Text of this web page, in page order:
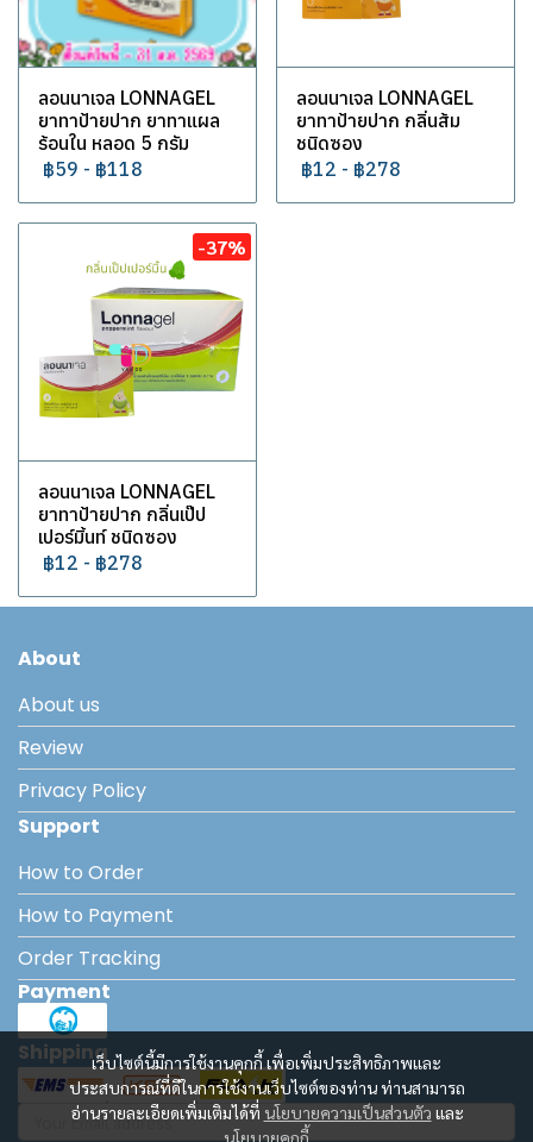
ลอนนาเจล LONNAGEL
ยาทาป้ายปาก ยาทาแผล
ร้อนใน หลอด 5 กรัม
฿59 - ฿118
ลอนนาเจล LONNAGEL
ยาทาป้ายปาก กลิ่นส้ม
ชนิดซอง
฿12 - ฿278
-37%
ลอนนาเจล LONNAGEL
ยาทาป้ายปาก กลิ่นเป๊ป
เปอร์มิ้นท์ ชนิดซอง
฿12 - ฿278
เว็บไซต์นี้มีการใช้งานคุกกี้ เพื่อเพิ่มประสิทธิภาพและ
ประสบการณ์ที่ดีในการใช้งานเว็บไซต์ของท่าน ท่านสามารถ
อ่านรายละเอียดเพิ่มเติมได้ที่ นโยบายความเป็นส่วนตัว และ
นโยบายคุกกี้
About
About us
Review
Privacy Policy
Support
How to Order
How to Payment
Order Tracking
Payment
Shipping